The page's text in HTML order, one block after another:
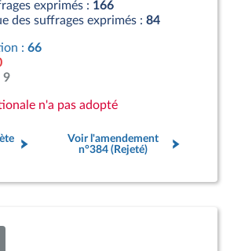
exprimés : 166
des suffrages exprimés : 84
: 66
9
n'a pas adopté
Voir l'amendement
n°384 (Rejeté)